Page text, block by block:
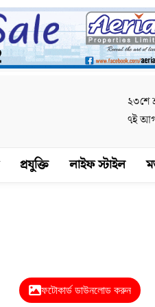
২৩শে
৭ই
প্রযুক্তি লাইফ স্টাইল
ফটোকার্ড ডাউনলোড করুন